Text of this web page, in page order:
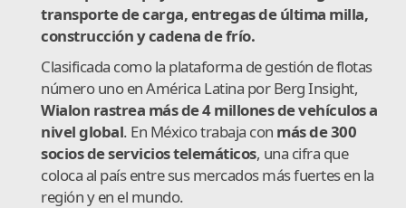
transporte de carga, entregas de última milla,
construcción y cadena de frío.
Clasificada como la plataforma de gestión de flotas
número uno en América Latina por Berg Insight,
Wialon rastrea más de 4 millones de vehículos a
nivel global. En México trabaja con más de 300
socios de servicios telemáticos, una cifra que
coloca al país entre sus mercados más fuertes en la
región y en el mundo.